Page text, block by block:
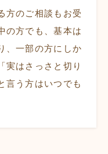
方のご相談もお受
の方でも、基本は
、一部の方にしか
実はさっさと切り
言う方はいつでも